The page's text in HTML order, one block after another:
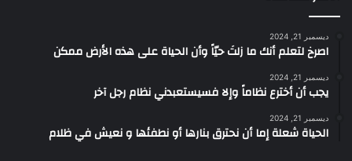
ديسمبر 21, 2024
‫اصرخ لتعلم أنك ما زلتَ حيّاً وأن الحياة على هذه الأرض ممكن
ديسمبر 21, 2024
يجب أن أخترع نظاماً وإلا فسيستعبدني نظام رجل آخر
ديسمبر 21, 2024
الحياة شعلة إما أن نحترق بنارها أو نطفئها و نعيش في ظلام